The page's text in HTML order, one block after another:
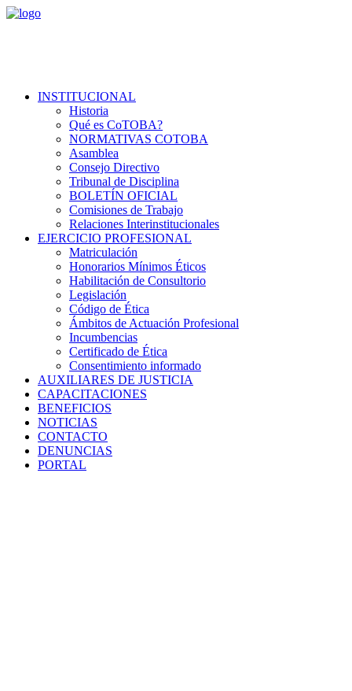
INSTITUCIONAL
Historia
Qué es CoTOBA?
NORMATIVAS COTOBA
Asamblea
Consejo Directivo
Tribunal de Disciplina
BOLETÍN OFICIAL
Comisiones de Trabajo
Relaciones Interinstitucionales
EJERCICIO PROFESIONAL
Matriculación
Honorarios Mínimos Éticos
Habilitación de Consultorio
Legislación
Código de Ética
Ámbitos de Actuación Profesional
Incumbencias
Certificado de Ética
Consentimiento informado
AUXILIARES DE JUSTICIA
CAPACITACIONES
BENEFICIOS
NOTICIAS
CONTACTO
DENUNCIAS
PORTAL